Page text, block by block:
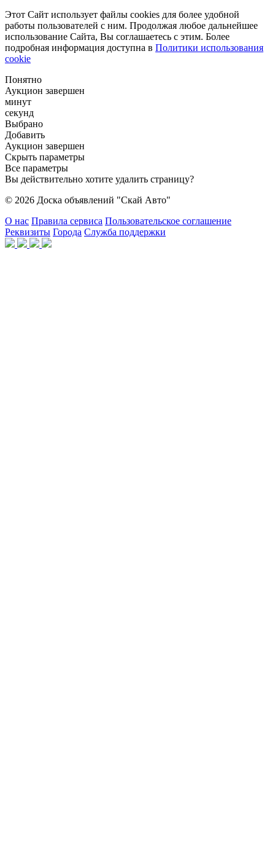
Этот Сайт использует файлы cookies для более удобной
работы пользователей с ним. Продолжая любое дальнейшее
использование Сайта, Вы соглашаетесь с этим. Более
подробная информация доступна в Политики использования
cookie
Понятно
Аукцион завершен
минут
секунд
Выбрано
Добавить
Аукцион завершен
Скрыть параметры
Все параметры
Вы действительно хотите удалить страницу?
© 2026 Доска объявлений "Скай Авто"
О нас Правила сервиса Пользовательское соглашение
Реквизиты Города Служба поддержки